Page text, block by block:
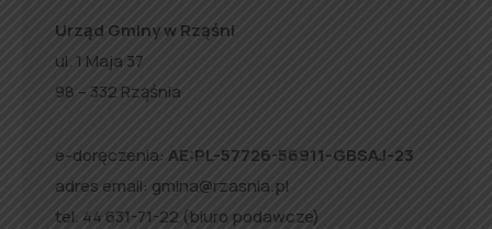
Urząd Gminy w Rząśni
ul. 1 Maja 37
98 – 332 Rząśnia
e-doręczenia: AE:PL-57726-56911-GBSAJ-23
adres email: gmina@rzasnia.pl
tel. 44 631-71-22 (biuro podawcze)